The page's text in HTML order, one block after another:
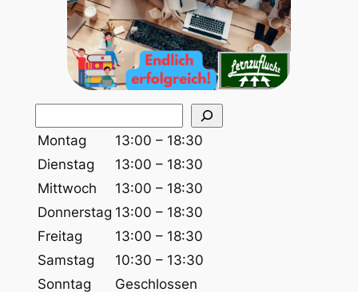
u
e
n
Montag
13:00 – 18:30
Dienstag
13:00 – 18:30
Mittwoch
13:00 – 18:30
Donnerstag 13:00 – 18:30
Freitag
13:00 – 18:30
Samstag
10:30 – 13:30
Sonntag
Geschlossen